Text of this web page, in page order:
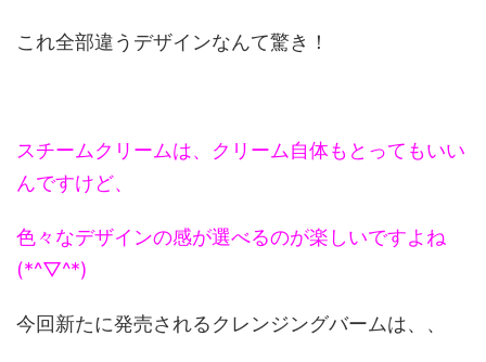
これ全部違うデザインなんて驚き！
スチームクリームは、クリーム自体もとってもいい
んですけど、
色々なデザインの感が選べるのが楽しいですよね
(*^▽^*)
今回新たに発売されるクレンジングバームは、、